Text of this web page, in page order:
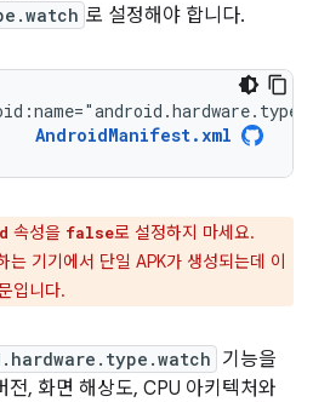
로 설정해야 합니다.
AndroidManifest.xml
속성을 false로 설정하지 마세요.
기기에서 단일 APK가 생성되는데 이
입니다.
기능을
전, 화면 해상도, CPU 아키텍처와